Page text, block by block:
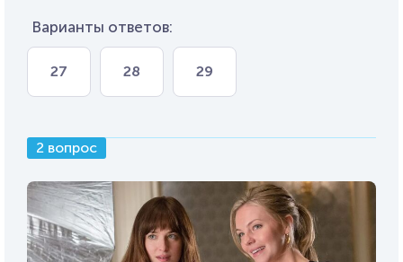
Варианты ответов:
27 28 29
2 вопрос